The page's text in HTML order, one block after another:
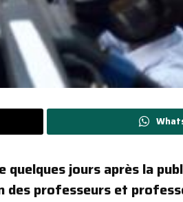
quelques jours après la
professeurs et